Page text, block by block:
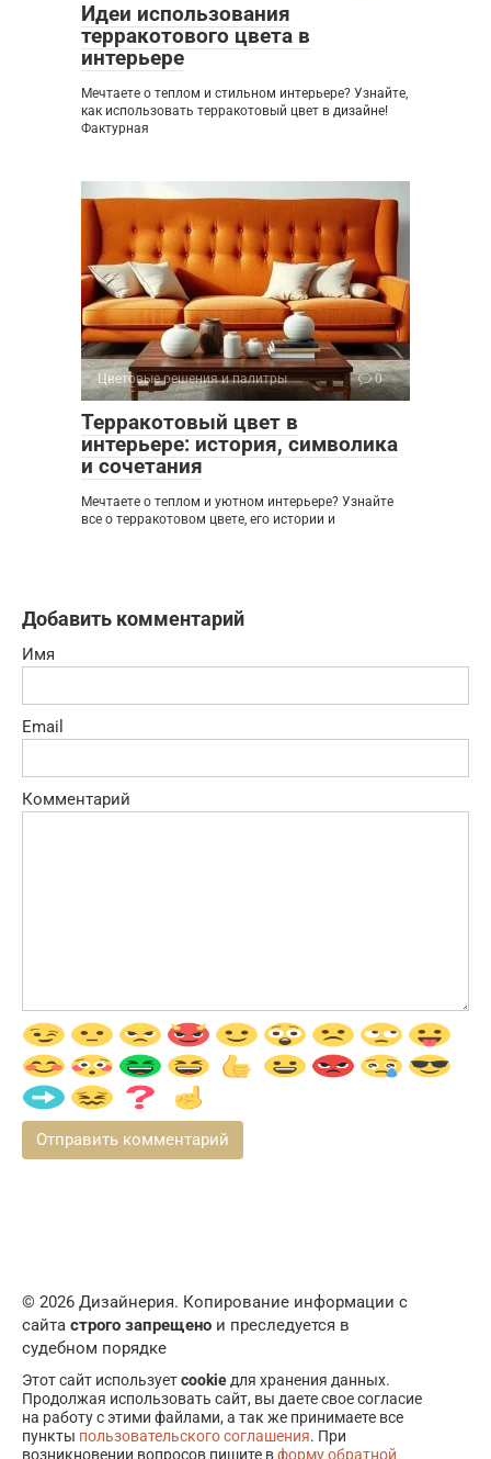
Идеи использования
терракотового цвета в
интерьере
Мечтаете о теплом и стильном интерьере? Узнайте,
как использовать терракотовый цвет в дизайне!
Фактурная
Цветовые решения и палитры 0
Терракотовый цвет в
интерьере: история, символика
и сочетания
Мечтаете о теплом и уютном интерьере? Узнайте
все о терракотовом цвете, его истории и
Добавить комментарий
Имя
Email
Комментарий
© 2026 Дизайнерия. Копирование информации с
сайта строго запрещено и преследуется в
судебном порядке
Этот сайт используетcookie для хранения данных.
Продолжая использовать сайт, вы даете свое согласие
на работу с этими файлами, а так же принимаете все
пункты пользовательского соглашения. При
возникновении вопросов пишите вформу обратной